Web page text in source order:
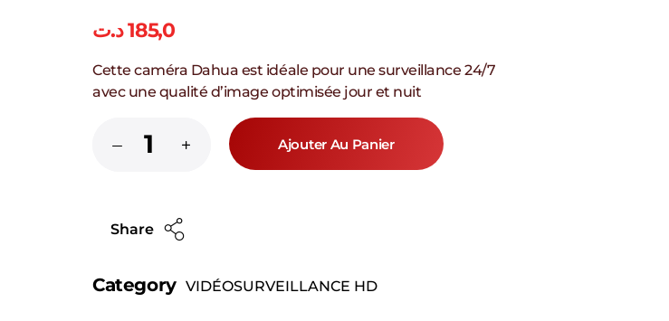
185,0د.ت
Cette caméra Dahua est idéale pour une surveillance 24/7
avec une qualité d’image optimisée jour et nuit
Ajouter Au Panier
Share
Category VIDÉOSURVEILLANCE HD